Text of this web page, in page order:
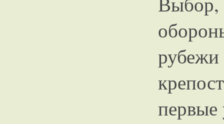
первые